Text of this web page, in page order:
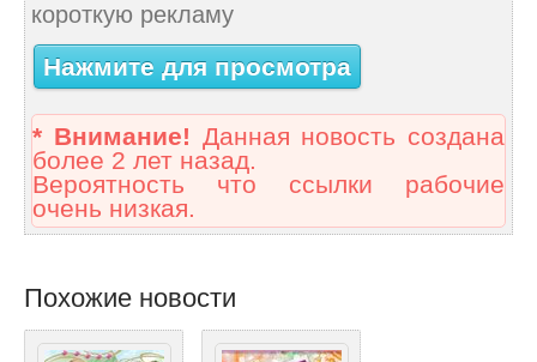
короткую рекламу
Нажмите для просмотра
* Внимание! Данная новость создана
более 2 лет назад.
Вероятность что ссылки рабочие
очень низкая.
Похожие новости